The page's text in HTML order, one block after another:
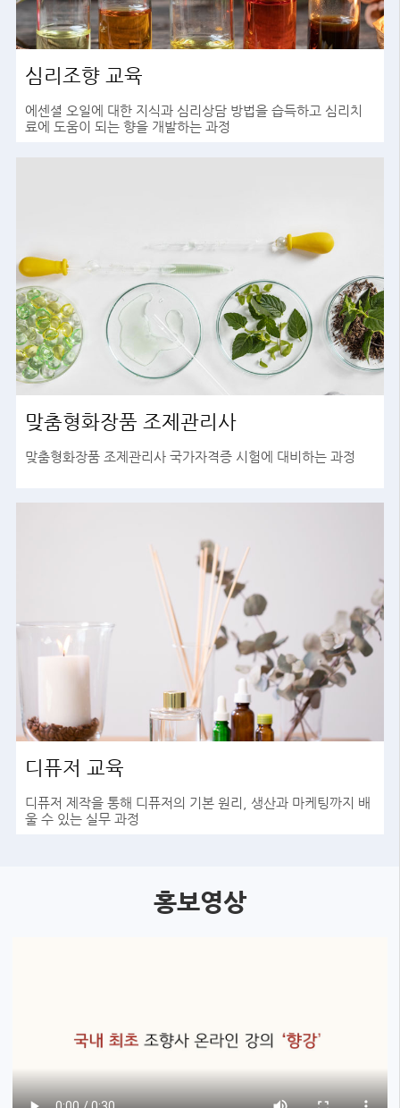
심리조향 교육
에센셜 오일에 대한 지식과 심리상담 방법을 습득하고 심리치
료에 도움이 되는 향을 개발하는 과정
맞춤형화장품 조제관리사
맞춤형화장품 조제관리사 국가자격증 시험에 대비하는 과정
디퓨저 교육
디퓨저 제작을 통해 디퓨저의 기본 원리, 생산과 마케팅까지 배
울 수 있는 실무 과정
홍보영상